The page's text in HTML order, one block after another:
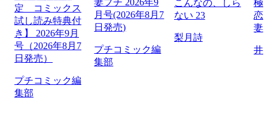
定 コミックス
試し読み特典付
き】 2026年9月
号（2026年8月7
日発売）
プチコミック編
集部
妻プチ 2026年9
月号(2026年8月7
日発売)
プチコミック編
集部
こんなの、しら
ない 23
梨月詩
極
恋
妻
井